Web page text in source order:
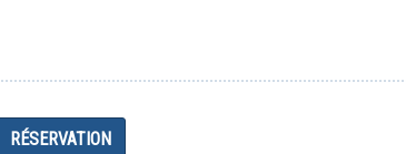
RÉSERVATION